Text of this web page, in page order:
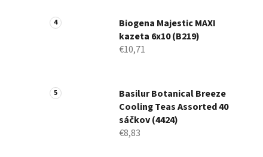
Biogena Majestic MAXI
kazeta 6x10 (B219)
€10,71
Basilur Botanical Breeze
Cooling Teas Assorted 40
sáčkov (4424)
€8,83